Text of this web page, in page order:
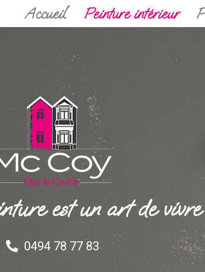
Accueil Peinture intérieur
est un art de vivre
0494 78 77 83